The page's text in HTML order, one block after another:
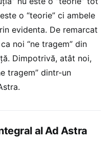
o “teorie” ci ambele
evidenta. De remarcat
noi “ne tragem” din
Dimpotrivă, atât noi,
tragem” dintr-un
al Ad Astra